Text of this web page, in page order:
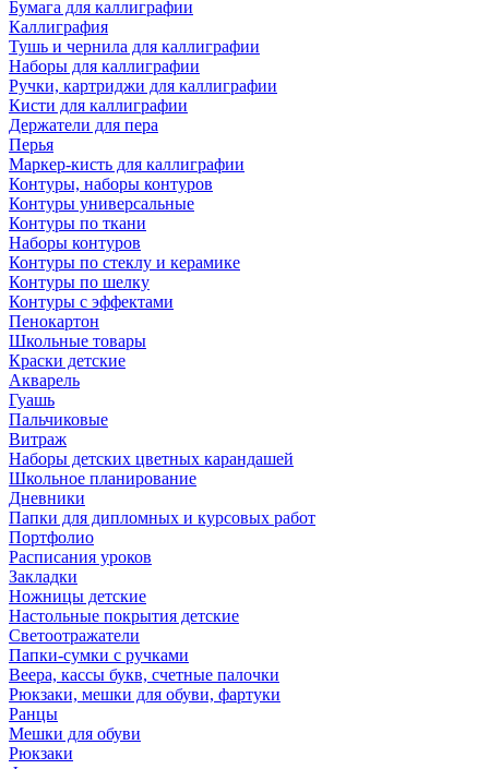
Бумага для каллиграфии
Каллиграфия
Тушь и чернила для каллиграфии
Наборы для каллиграфии
Ручки, картриджи для каллиграфии
Кисти для каллиграфии
Держатели для пера
Перья
Маркер-кисть для каллиграфии
Контуры, наборы контуров
Контуры универсальные
Контуры по ткани
Наборы контуров
Контуры по стеклу и керамике
Контуры по шелку
Контуры с эффектами
Пенокартон
Школьные товары
Краски детские
Акварель
Гуашь
Пальчиковые
Витраж
Наборы детских цветных карандашей
Школьное планирование
Дневники
Папки для дипломных и курсовых работ
Портфолио
Расписания уроков
Закладки
Ножницы детские
Настольные покрытия детские
Светоотражатели
Папки-сумки с ручками
Веера, кассы букв, счетные палочки
Рюкзаки, мешки для обуви, фартуки
Ранцы
Мешки для обуви
Рюкзаки